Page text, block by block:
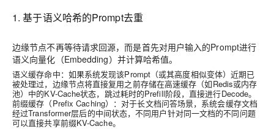
1. 基于语义哈希的Prompt去重
边缘节点不再等待请求回源，而是首先对用户输入的Prompt进行
语义向量化（Embedding）并计算哈希值。
语义缓存命中：如果系统发现该Prompt（或其高度相似变体）近期已
被处理过，边缘节点将直接复用之前存储在高速缓存（如Redis或内存
池）中的KV-Cache状态，跳过耗时的Prefill阶段，直接进行Decode。
前缀缓存（Prefix Caching） ：对于长文档问答场景，系统会缓存文档
经过Transformer层后的中间状态，不同用户针对同一文档的不同问题
可以直接共享前缀KV-Cache。